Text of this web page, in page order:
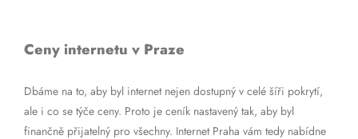
Ceny internetu v Praze
Dbáme na to, aby byl internet nejen dostupný v celé šíři pokrytí,
ale i co se týče ceny. Proto je ceník nastavený tak, aby byl
finančně přijatelný pro všechny. Internet Praha vám tedy nabídne